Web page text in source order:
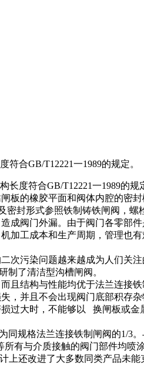
符合GB/T12221一1989的规定
度符合GB/T12221一1989的
板的橡胶平面和阀体内腔的密
密封形式参照铁制铸铁闸阀，
成阀门外漏。由于阀门各零部
加工成本和生产周期，管理也
污染问题越来越成为人们关
了清洁型沟槽闸阀。
结构与性能均优于法兰连接
，并且不会出现阀门底部积
过大时，不能够以 换闸板或
规格法兰连接铁制闸阀的1/3
有与介质接触的阀门部件均
还改进了大多数同类产品未